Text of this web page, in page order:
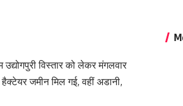
विस्तार को लेकर मंगलवार
जमीन मिल गई, वहीं अडानी,